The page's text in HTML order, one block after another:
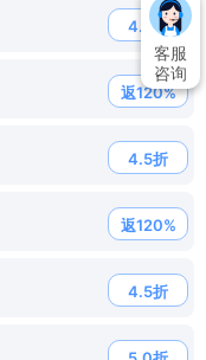
4.0折
返120%
4.5折
返120%
4.5折
客服
咨询